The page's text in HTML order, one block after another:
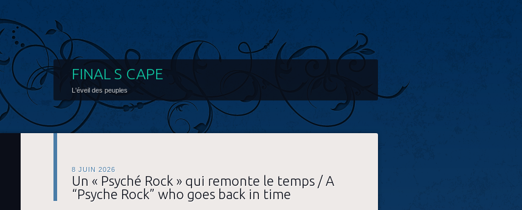
FINAL S CAPE
L'éveil des peuples
8 JUIN 2026
Un « Psyché Rock » qui remonte le temps / A
“Psyche Rock” who goes back in time